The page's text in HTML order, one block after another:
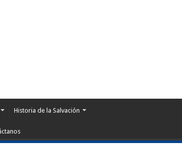
Historia de la Salvación